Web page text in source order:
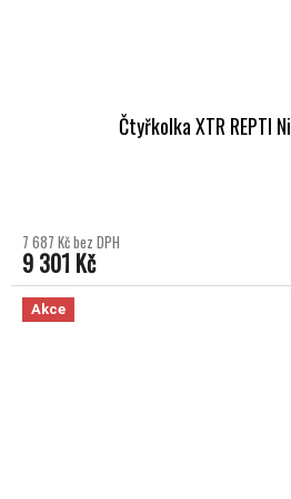
Čtyřkolka XTR REPTI
7 687 Kč bez DPH
9 301 Kč
Akce